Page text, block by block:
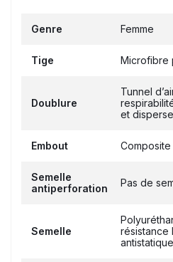
Genre Femme
Tige Microfibre
Doublure
Tunnel
et
Embout
Semelle
antiperforation
Pas de
Semelle
résistance
antistatique